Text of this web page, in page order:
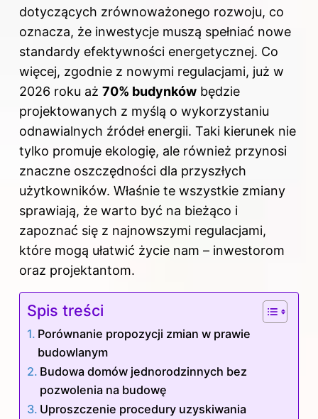
dotyczących zrównoważonego rozwoju, co
oznacza, że inwestycje muszą spełniać nowe
standardy efektywności energetycznej. Co
więcej, zgodnie z nowymi regulacjami, już w
2026 roku aż 70% budynków będzie
projektowanych z myślą o wykorzystaniu
odnawialnych źródeł energii. Taki kierunek nie
tylko promuje ekologię, ale również przynosi
znaczne oszczędności dla przyszłych
użytkowników. Właśnie te wszystkie zmiany
sprawiają, że warto być na bieżąco i
zapoznać się z najnowszymi regulacjami,
które mogą ułatwić życie nam – inwestorom
oraz projektantom.
Spis treści
Porównanie propozycji zmian w prawie
budowlanym
Budowa domów jednorodzinnych bez
pozwolenia na budowę
Uproszczenie procedury uzyskiwania